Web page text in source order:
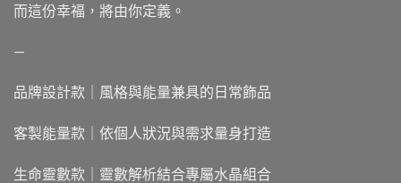
而這份幸福，將由你定義。
—
品牌設計款｜風格與能量兼具的日常飾品
客製能量款｜依個人狀況與需求量身打造
生命靈數款｜靈數解析結合專屬水晶組合